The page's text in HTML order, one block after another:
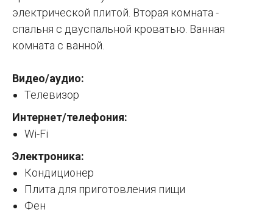
электрической плитой. Вторая комната -
спальня с двуспальной кроватью. Ванная
комната с ванной.
Видео/аудио:
Телевизор
Интернет/телефония:
Wi-Fi
Электроника:
Кондиционер
Плита для приготовления пищи
Фен